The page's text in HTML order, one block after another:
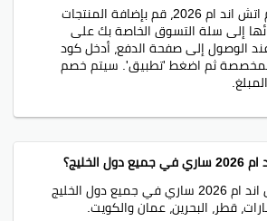
لأننا نقدم أحدث كود خصم اتش اند
الإخبارية توفر لك أفضل العروض
العروض على موقع إتش آند إم
العروض وكود خصم خاص بالعروض مثل
لاستخدام كود خصم اتش اند ام 2026، قم بإضافة المنتجات
إلى سلة التسوق الخاصة بك على
الوصول إلى صفحة الدفع، أدخل كود
ثم اضغط 'تطبيق'. سيتم خصم
نعم، كود خصم اتش اند ام 2026 ساري في جميع دول الخليج
قطر، البحرين، عمان والكويت.